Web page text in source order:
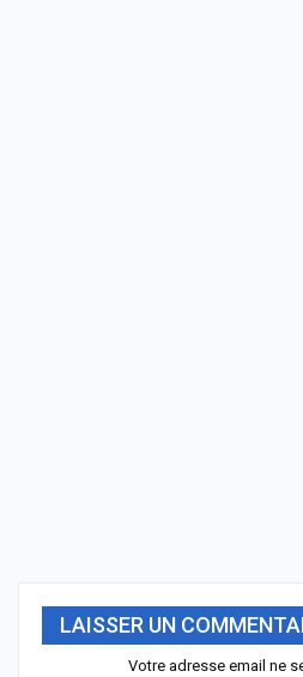
LAISSER UN
Votre adresse email ne